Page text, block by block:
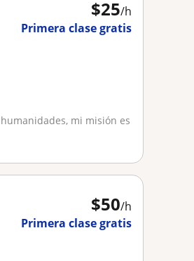
$25/h
Primera clase gratis
mi misión es
$50/h
Primera clase gratis